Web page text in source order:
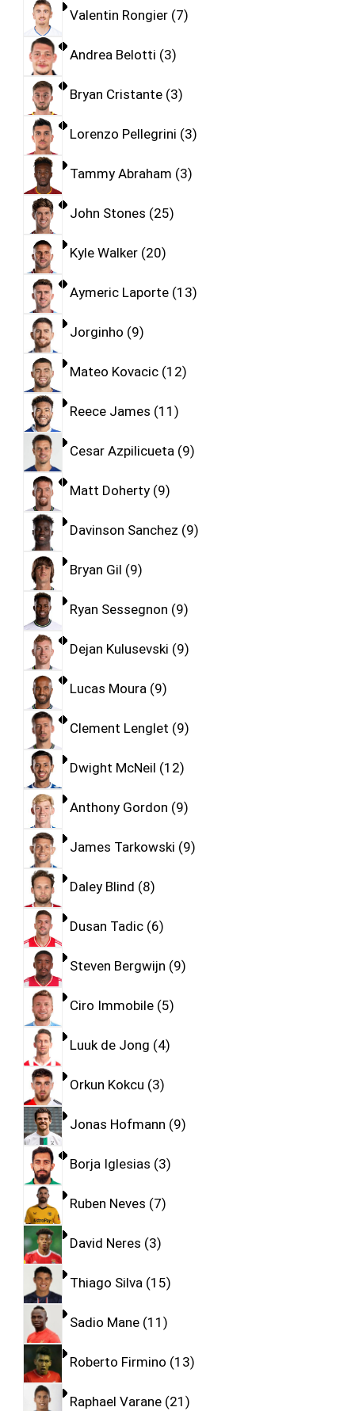
Valentin Rongier 7
Andrea Belotti 3
Bryan Cristante 3
Lorenzo Pellegrini 3
Tammy Abraham 3
John Stones 25
Kyle Walker 20
Aymeric Laporte 13
Jorginho 9
Mateo Kovacic 12
Reece James 11
Cesar Azpilicueta 9
Matt Doherty 9
Davinson Sanchez 9
Bryan Gil 9
Ryan Sessegnon 9
Dejan Kulusevski 9
Lucas Moura 9
Clement Lenglet 9
Dwight McNeil 12
Anthony Gordon 9
James Tarkowski 9
Daley Blind 8
Dusan Tadic 6
Steven Bergwijn 9
Ciro Immobile 5
Luuk de Jong 4
Orkun Kokcu 3
Jonas Hofmann 9
Borja Iglesias 3
Ruben Neves 7
David Neres 3
Thiago Silva 15
Sadio Mane 11
Roberto Firmino 13
Raphael Varane 21